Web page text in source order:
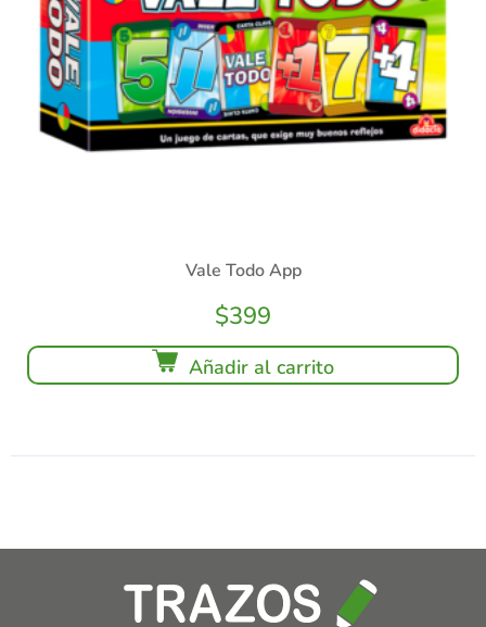
Vale Todo App
$399
Añadir al carrito